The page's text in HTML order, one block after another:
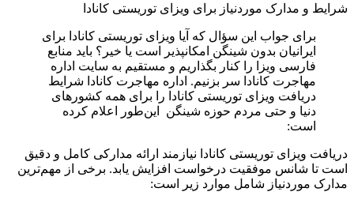
شرایط و مدارک موردنیاز برای ویزای توریستی کانادا
برای جواب این سؤال که آیا ویزای توریستی کانادا برای
ایرانیان بدون شینگن امکانپذیر است یا خیر؟ باید منابع
فارسی ویزا را کنار بگذاریم و مستقیم به سایت اداره
مهاجرت کانادا سر بزنیم. اداره مهاجرت کانادا شرایط
دریافت ویزای توریستی کانادا را برای همه کشورهای
دنیا و حتی مردم حوزه شینگن این‌طور اعلام کرده
است:
دریافت ویزای توریستی کانادا نیازمند ارائه مدارکی کامل و دقیق
است تا شانس موفقیت درخواست افزایش یابد. برخی از مهم‌ترین
مدارک موردنیاز شامل موارد زیر است: